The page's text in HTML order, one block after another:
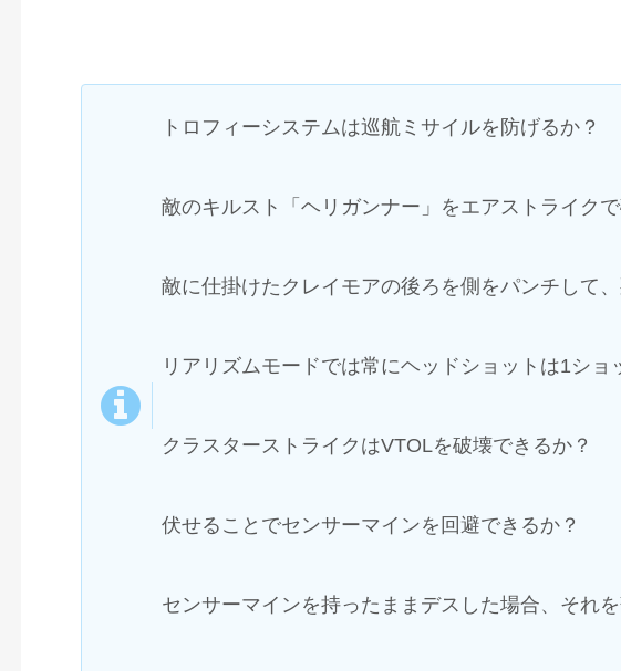
トロフィーシステムは巡航ミサイルを防げるか？
敵のキルスト「ヘリガンナー」をエアストライク
敵に仕掛けたクレイモアの後ろを側をパンチして
リアリズムモードでは常にヘッドショットは1ショ
クラスターストライクはVTOLを破壊できるか？
伏せることでセンサーマインを回避できるか？
センサーマインを持ったままデスした場合、それ